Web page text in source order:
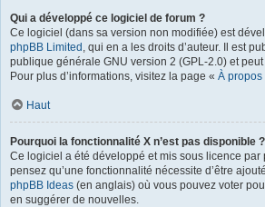
Qui a développé ce logiciel de forum ?
Ce logiciel (dans sa version non modifiée) est
phpBB Limited , qui en a les droits d’auteur. Il est
publique générale GNU version 2 (GPL-2.0) et
Pour plus d’informations, visitez la page « À propos
Haut
Pourquoi la fonctionnalité X n’est pas disponible ?
Ce logiciel a été développé et mis sous licence par
pensez qu’une fonctionnalité nécessite d’être
phpBB Ideas (en anglais) où vous pouvez voter
en suggérer de nouvelles.